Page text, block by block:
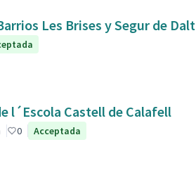
Les Brises y Segur de Dalt
l´Escola Castell de Calafell
0 Acceptada